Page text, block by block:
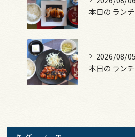
2026/08/05